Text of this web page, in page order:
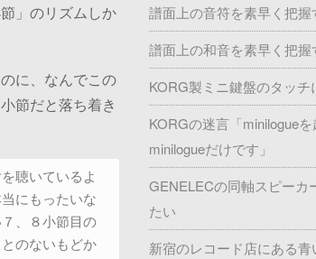
」のリズムしか
に、なんでこの
節だと落ち着き
聴いているよ
にもったいな
、８小節目の
のないもどか
譜面上の音符を素早く把握
譜面上の和音を素早く把握
KORG製ミニ鍵盤のタッ
KORGの迷言「minilogueを
minilogueだけです」
GENELECの同軸スピーカ
たい
新宿のレコード店にある